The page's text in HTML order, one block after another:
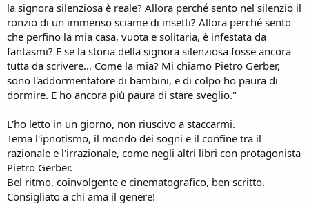
la signora silenziosa è reale? Allora perché sento nel silenzio il
ronzio di un immenso sciame di insetti? Allora perché sento
che perfino la mia casa, vuota e solitaria, è infestata da
fantasmi? E se la storia della signora silenziosa fosse ancora
tutta da scrivere… Come la mia? Mi chiamo Pietro Gerber,
sono l'addormentatore di bambini, e di colpo ho paura di
dormire. E ho ancora più paura di stare sveglio."
L'ho letto in un giorno, non riuscivo a staccarmi.
Tema l'ipnotismo, il mondo dei sogni e il confine tra il
razionale e l'irrazionale, come negli altri libri con protagonista
Pietro Gerber.
Bel ritmo, coinvolgente e cinematografico, ben scritto.
Consigliato a chi ama il genere!